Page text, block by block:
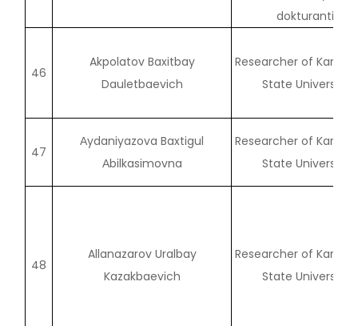
dokturanti
46
Akpolatov Baxitbay
Dauletbaevich
Researcher of
State University
47
Аydaniyazova Baxtigul
Аbilkasimovna
Researcher of
State University
48
Allanazarov Uralbay
Kazakbaevich
Researcher of
State University